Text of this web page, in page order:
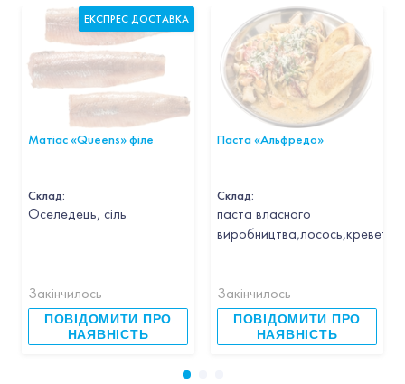
Матіас «Queens» філе
Склад:
Оселедець, сіль
Закінчилось
ПОВІДОМИТИ ПРО
НАЯВНІСТЬ
ЕКСПРЕС ДОСТАВКА
Паста «Альфредо»
Склад:
паста власного
Закінчилось
ПОВІДОМИТИ ПРО
НАЯВНІСТЬ